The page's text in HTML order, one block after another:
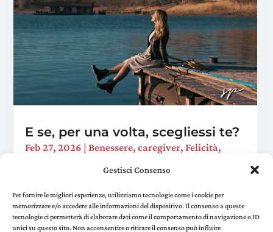
Gestisci Consenso
Per fornire le migliori esperienze, utilizziamo tecnologie come i cookie per
memorizzare e/o accedere alle informazioni del dispositivo. Il consenso a queste
tecnologie ci permetterà di elaborare dati come il comportamento di navigazione o ID
unici su questo sito. Non acconsentire o ritirare il consenso può influire
E se, per una volta, scegliessi te?
Feb 27, 2026 |Benessere,caregiver,Felicità,
la casa, risposto a quella mail che "ci voleva un
attimo". Ti siedi sul divano e realizzi che non hai
fatto una sola cosa per te in tutto il...